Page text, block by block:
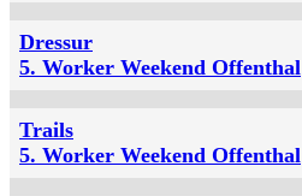
Dressur
5. Worker Weekend Offenthal
Trails
5. Worker Weekend Offenthal